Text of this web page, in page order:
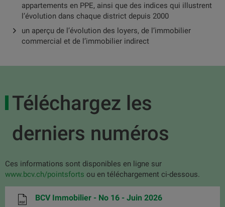
appartements en PPE, ainsi que des indices qui illustrent
l’évolution dans chaque district depuis 2000
un aperçu de l’évolution des loyers, de l’immobilier
commercial et de l’immobilier indirect
Téléchargez les
derniers numéros
Ces informations sont disponibles en ligne sur
www.bcv.ch/pointsforts ou en téléchargement ci-dessous.
BCV Immobilier - No 16 - Juin 2026